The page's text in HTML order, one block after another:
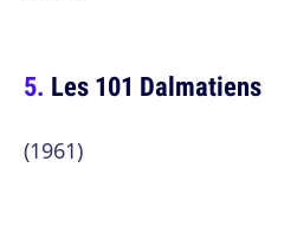
Les 101 Dalmatiens
(1961)